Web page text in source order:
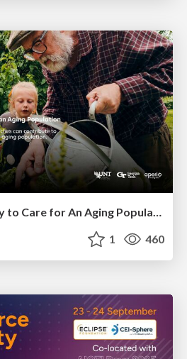
Leveraging Curiosity to Care for An Aging Population
1 460